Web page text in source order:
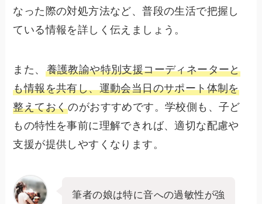
なった際の対処方法など、普段の生活で把握し
ている情報を詳しく伝えましょう。
また、 養護教諭や特別支援コーディネーターと
も情報を共有し、運動会当日のサポート体制を
整えておくのがおすすめです。学校側も、子ど
もの特性を事前に理解できれば、適切な配慮や
支援が提供しやすくなります。
筆者の娘は特に音への過敏性が強